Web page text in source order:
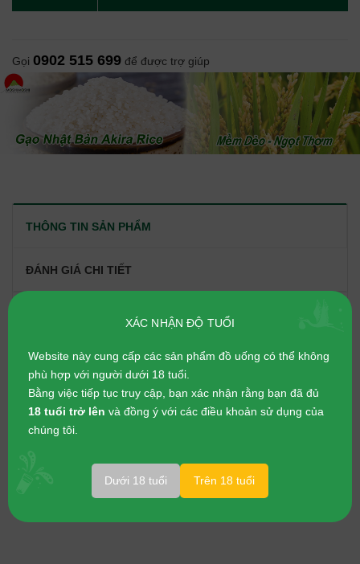
Gọi 0902 515 699 để được trợ giúp
THÔNG TIN SẢN PHẨM
ĐÁNH GIÁ CHI TIẾT
Sake Junmaishu Joppari là loạirượu Junmaishu
dễ uống. Một khi đã uống thì sẽ cạn tới giọt cuối cùng.
Xuất xứ: Nhật Bản
Nhà sản xuất: Rokka Shuzou
XÁC NHẬN ĐỘ TUỔI
Website này cung cấp các sản phẩm đồ uống có thể không
phù hợp với người dưới 18 tuổi.
Bằng việc tiếp tục truy cập, bạn xác nhận rằng bạn đã đủ
18 tuổi trở lên và đồng ý với các điều khoản sử dụng của
chúng tôi.
Dưới 18 tuổi Trên 18 tuổi